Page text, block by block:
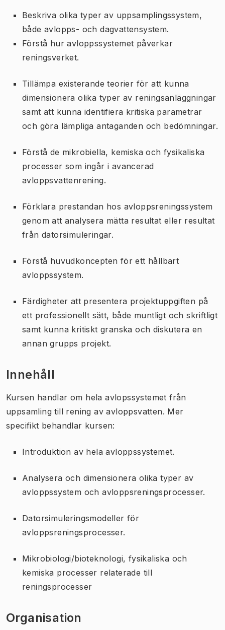
Beskriva olika typer av uppsamplingssystem,
både avlopps- och dagvattensystem.
Förstå hur avloppssystemet påverkar
reningsverket.
Tillämpa existerande teorier för att kunna
dimensionera olika typer av reningsanläggningar
samt att kunna identifiera kritiska parametrar
och göra lämpliga antaganden och bedömningar.
Förstå de mikrobiella, kemiska och fysikaliska
processer som ingår i avancerad
avloppsvattenrening.
Förklara prestandan hos avloppsreningssystem
genom att analysera mätta resultat eller resultat
från datorsimuleringar.
Förstå huvudkoncepten för ett hållbart
avloppssystem.
Färdigheter att presentera projektuppgiften på
ett professionellt sätt, både muntligt och skriftligt
samt kunna kritiskt granska och diskutera en
annan grupps projekt.
Innehåll
Kursen handlar om hela avlopssystemet från
uppsamling till rening av avloppsvatten. Mer
specifikt behandlar kursen:
Introduktion av hela avloppssystemet.
Analysera och dimensionera olika typer av
avloppssystem och avloppsreningsprocesser.
Datorsimuleringsmodeller för
avloppsreningsprocesser.
Mikrobiologi/bioteknologi, fysikaliska och
kemiska processer relaterade till
reningsprocesser
Organisation